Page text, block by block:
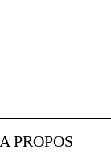
A PROPOS